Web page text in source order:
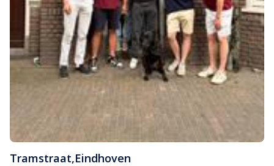
Tramstraat,Eindhoven